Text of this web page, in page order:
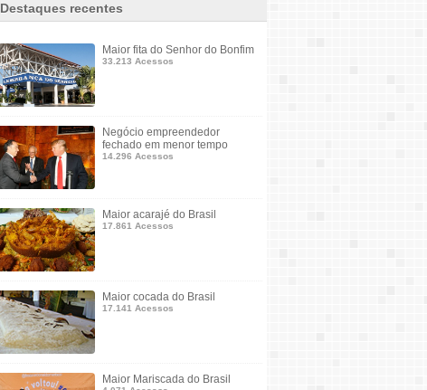
Destaques recentes
Maior fita do Senhor do Bonfim
33.213 Acessos
Negócio empreendedor
fechado em menor tempo
14.296 Acessos
Maior acarajé do Brasil
17.861 Acessos
Maior cocada do Brasil
17.141 Acessos
Maior Mariscada do Brasil